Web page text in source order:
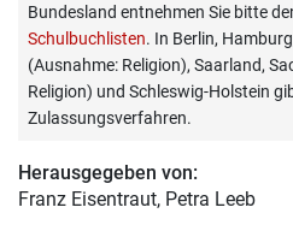
Bundesland entnehmen Sie bitte
Schulbuchlisten. In Berlin,
(Ausnahme: Religion), Saarland,
Religion) und Schleswig-Holstein
Zulassungsverfahren.
Herausgegeben von:
Franz Eisentraut, Petra Leeb